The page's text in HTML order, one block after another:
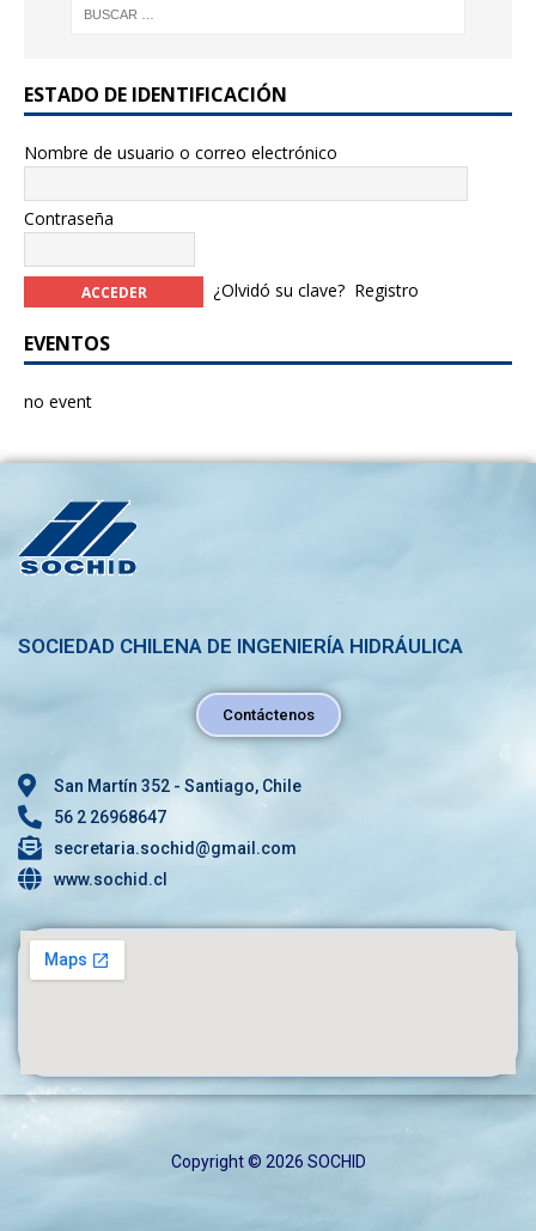
ESTADO DE IDENTIFICACIÓN
Nombre de usuario o correo electrónico
Contraseña
¿Olvidó su clave? Registro
EVENTOS
no event
SOCIEDAD CHILENA DE INGENIERÍA HIDRÁULICA
Contáctenos
San Martín 352 - Santiago, Chile
56 2 26968647
secretaria.sochid@gmail.com
www.sochid.cl
Copyright © 2026 SOCHID